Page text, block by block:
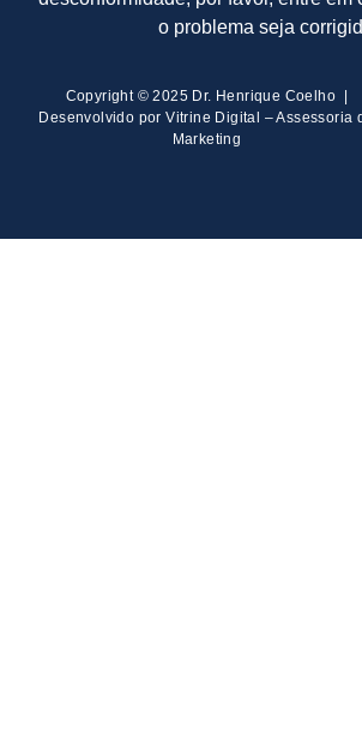
o problema seja
Copyright © 2025 Dr. Henrique Coelho |
Desenvolvido por Vitrine Digital – Assessoria
Marketing